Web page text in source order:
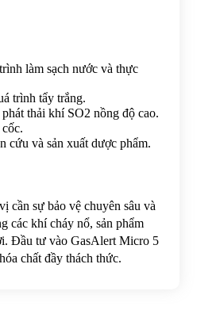
làm sạch nước và thực
trình tẩy trắng.
thải khí SO2 nồng độ cao.
cứu và sản xuất dược phẩm.
cần sự bảo vệ chuyên sâu và
các khí cháy nổ, sản phẩm
Đầu tư vào GasAlert Micro 5
chất đầy thách thức.